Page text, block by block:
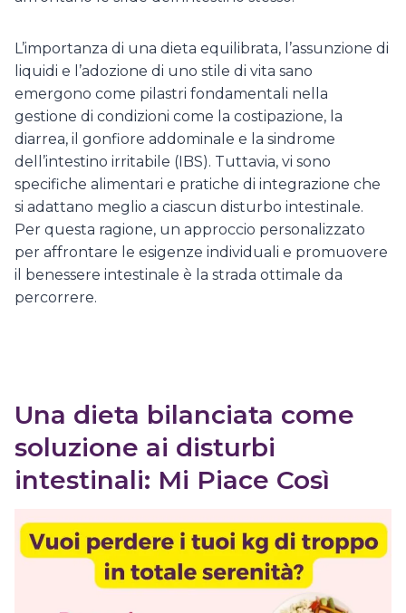
L’importanza di una dieta equilibrata, l’assunzione di
liquidi e l’adozione di uno stile di vita sano
emergono come pilastri fondamentali nella
gestione di condizioni come la costipazione, la
diarrea, il gonfiore addominale e la sindrome
dell’intestino irritabile (IBS). Tuttavia, vi sono
specifiche alimentari e pratiche di integrazione che
si adattano meglio a ciascun disturbo intestinale.
Per questa ragione, un approccio personalizzato
per affrontare le esigenze individuali e promuovere
il benessere intestinale è la strada ottimale da
percorrere.
Una dieta bilanciata come
soluzione ai disturbi
intestinali: Mi Piace Così